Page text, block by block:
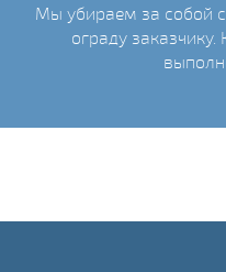
Мы убираем за собой
ограду